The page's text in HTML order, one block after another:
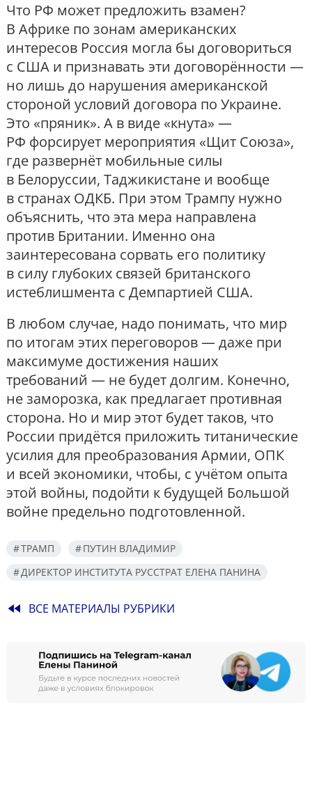
Что РФ может предложить взамен?
В Африке по зонам американских
интересов Россия могла бы договориться
с США и признавать эти договорённости —
но лишь до нарушения американской
стороной условий договора по Украине.
Это «пряник». А в виде «кнута» —
РФ форсирует мероприятия «Щит Союза»,
где развернёт мобильные силы
в Белоруссии, Таджикистане и вообще
в странах ОДКБ. При этом Трампу нужно
объяснить, что эта мера направлена
против Британии. Именно она
заинтересована сорвать его политику
в силу глубоких связей британского
истеблишмента с Демпартией США.
В любом случае, надо понимать, что мир
по итогам этих переговоров — даже при
максимуме достижения наших
требований — не будет долгим. Конечно,
не заморозка, как предлагает противная
сторона. Но и мир этот будет таков, что
России придётся приложить титанические
усилия для преобразования Армии, ОПК
и всей экономики, чтобы, с учётом опыта
этой войны, подойти к будущей Большой
войне предельно подготовленной.
ТРАМП
ПУТИН ВЛАДИМИР
ДИРЕКТОР ИНСТИТУТА РУССТРАТ ЕЛЕНА ПАНИНА
fast_rewind ВСЕ МАТЕРИАЛЫ РУБРИКИ